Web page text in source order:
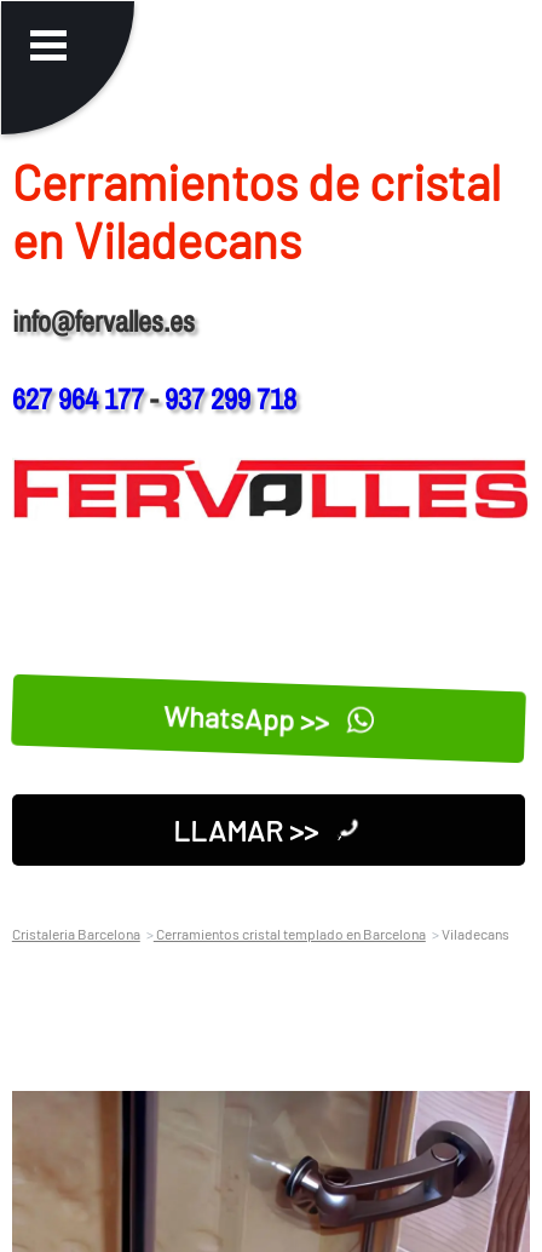
Cerramientos de cristal
en Viladecans
info@fervalles.es
627 964 177-937 299 718
WhatsApp >>
LLAMAR >>
Cristaleria Barcelona Cerramientos cristal templado en Barcelona Viladecans